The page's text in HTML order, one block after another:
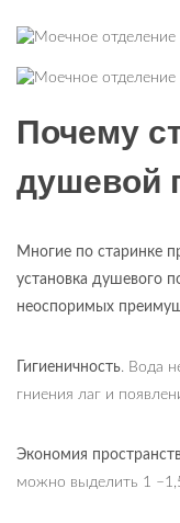
Почему
душевой
Многие по старинке
установка душевого
неоспоримых
Гигиеничность. Вода
гниения лаг и
Экономия
можно выделить 1